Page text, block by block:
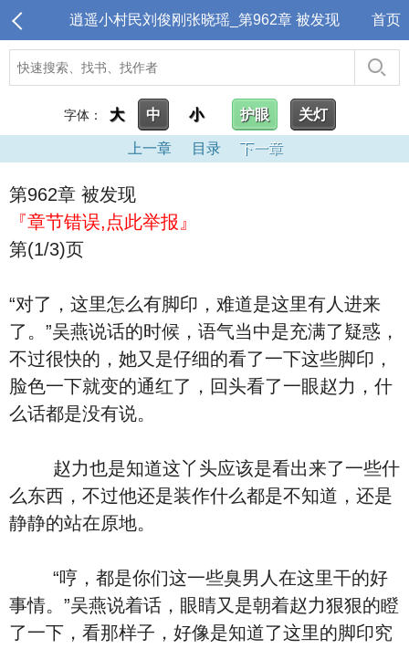
逍遥小村民刘俊刚张晓瑶_第962章 被发现 首页
字体： 大 中 小 护眼 关灯
上一章 目录 下一章
第962章 被发现
『章节错误,点此举报』
第(1/3)页
“对了，这里怎么有脚印，难道是这里有人进来
了。”吴燕说话的时候，语气当中是充满了疑惑，
不过很快的，她又是仔细的看了一下这些脚印，
脸色一下就变的通红了，回头看了一眼赵力，什
么话都是没有说。
赵力也是知道这丫头应该是看出来了一些什
么东西，不过他还是装作什么都是不知道，还是
静静的站在原地。
“哼，都是你们这一些臭男人在这里干的好
事情。”吴燕说着话，眼睛又是朝着赵力狠狠的瞪
了一下，看那样子，好像是知道了这里的脚印究